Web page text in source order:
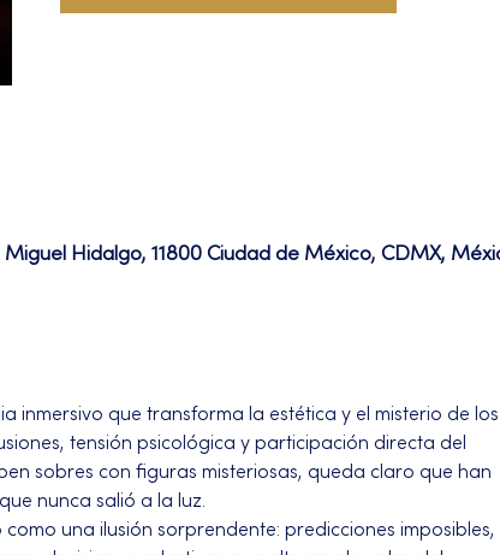
Hidalgo, 11800 Ciudad de México, CDMX,
inmersivo que transforma la estética y el misterio de los
tensión psicológica y participación directa del
sobres con figuras misteriosas, queda claro que han
nunca salió a la luz.
una ilusión sorprendente: predicciones imposibles,